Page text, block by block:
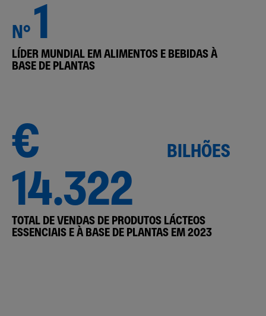
N°1
LÍDER MUNDIAL EM ALIMENTOS E BEBIDAS À
BASE DE PLANTAS
€
14.322
BILHÕES
TOTAL DE VENDAS DE PRODUTOS LÁCTEOS
ESSENCIAIS E À BASE DE PLANTAS EM 2023